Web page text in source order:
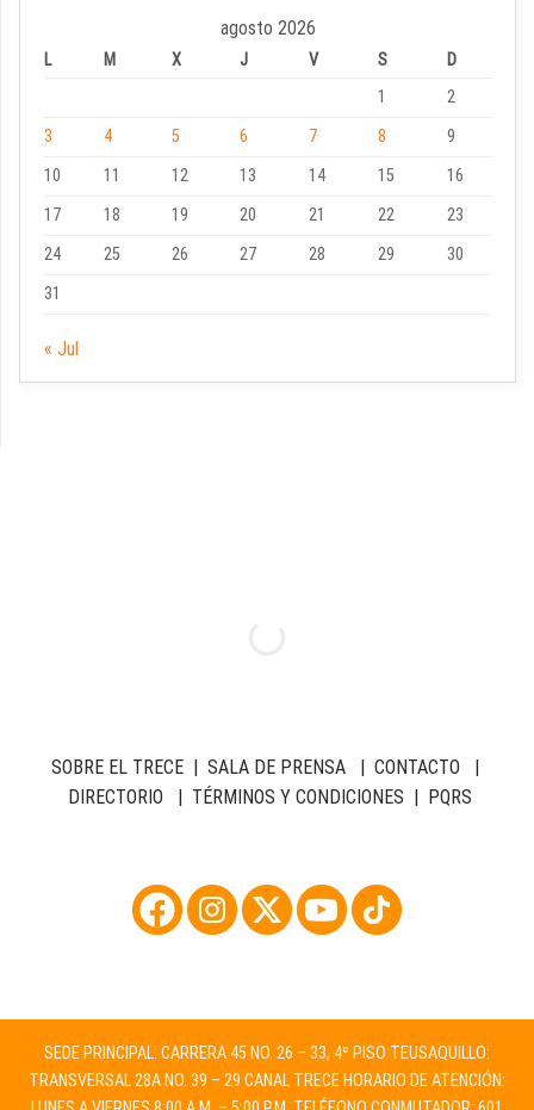
agosto 2026
L M X J V S
D
1
2
3
4 5 6 7 8
9
10
11 12 13 14 15
16
17
18 19 20 21 22
23
24
25 26 27 28 29
30
31
« Jul
SOBRE EL TRECE| SALA DE PRENSA| CONTACTO |
DIRECTORIO | TÉRMINOS Y CONDICIONES | PQRS
SEDE PRINCIPAL: CARRERA 45 NO. 26 – 33, 4º PISO TEUSAQUILLO:
TRANSVERSAL 28A NO. 39 – 29 CANAL TRECE HORARIO DE ATENCIÓN: